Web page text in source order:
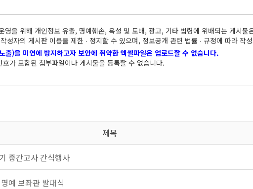
영을 위해 개인정보 유출, 명예훼손, 욕설 및 도배, 광고, 기타 법령에 위배되는 게시
성자의 게시판 이용을 제한 ∙ 정지할 수 있으며, 정보공개 관련 법률 ∙ 규정에 따라 작
출)을 미연에 방지하고자 보안에 취약한 엑셀파일은 업로드할 수 없습니다.
호가 포함된 첨부파일이나 게시물을 등록할 수 없습니다.
제목
중간고사 간식행사
예 보좌관 발대식